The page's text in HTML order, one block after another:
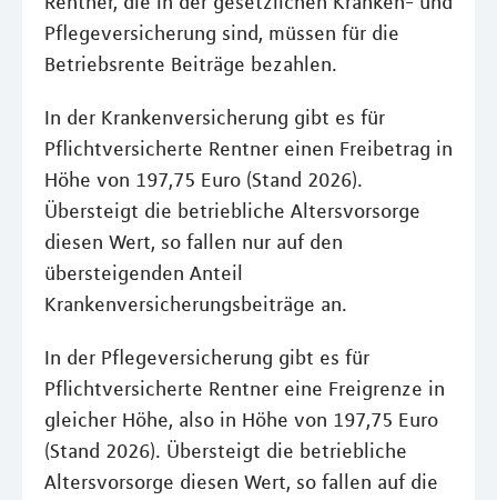
Pflegeversicherung sind, müssen für die
Betriebsrente Beiträge bezahlen.
In der Krankenversicherung gibt es für
Pflichtversicherte Rentner einen Freibetrag in
Höhe von 197,75 Euro (Stand 2026).
Übersteigt die betriebliche Altersvorsorge
diesen Wert, so fallen nur auf den
übersteigenden Anteil
Krankenversicherungsbeiträge an.
In der Pflegeversicherung gibt es für
Pflichtversicherte Rentner eine Freigrenze in
gleicher Höhe, also in Höhe von 197,75 Euro
(Stand 2026). Übersteigt die betriebliche
Altersvorsorge diesen Wert, so fallen auf die